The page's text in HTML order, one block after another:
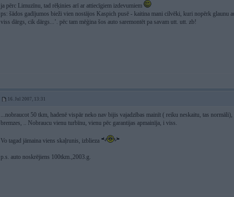
ja pērc Limuzīnu, tad rēķinies arī ar attiecīgiem izdevumiem
ps: šādos gadījumos bieži vien nostājos Kaspich pusē - kaitina mani cilvēki, kuri nopērk glaunu
viss dārgs, cik dārgs...’. pēc tam mēģina šos auto saremontēt pa savam utt. utt. zb!
16. Jul 2007, 13:31
...nobraucot 50 tkm, hadenē vispār neko nav bijis vajadzības mainīt ( reiku neskaitu, tas
bremzes, .. Nobraucu vienu turbīnu, vienu pēc garantijas apmainīja, i viss.
Vo tagad jāmaina viens skaļrunis, izblieza
p.s. auto noskrējiens 100tkm.,2003.g.